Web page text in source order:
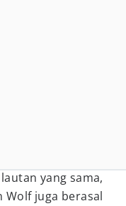
yang sama,
Wolf juga berasal